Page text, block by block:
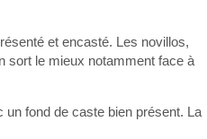
et encasté. Les novillos,
sort le mieux notamment face à
fond de caste bien présent. La